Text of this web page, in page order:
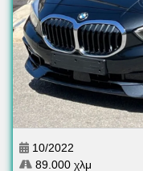
10/2022
89.000 χλμ